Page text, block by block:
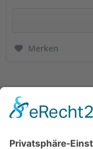
Merken
Service Hotline